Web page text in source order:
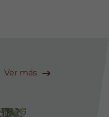
Ver más